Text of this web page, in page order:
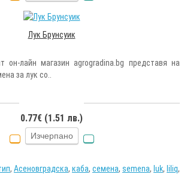
Лук Брунсуик
он-лайн магазин agrogradina.bg представя на
за лук со..
0.77€ (1.51 лв.)
Изчерпано
, Асеновградска, каба, семена, semena, luk, liliq,